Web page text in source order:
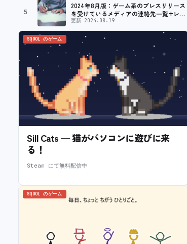
5
2024年8月版：ゲーム系のプレスリリース
を受けているメディアの連絡先一覧+レビ
ュー依頼先一覧
更新 2024.08.19
SQOOL のゲーム
Sill Cats — 猫がパソコンに遊びに来
る！
Steam にて無料配信中
SQOOL のゲーム